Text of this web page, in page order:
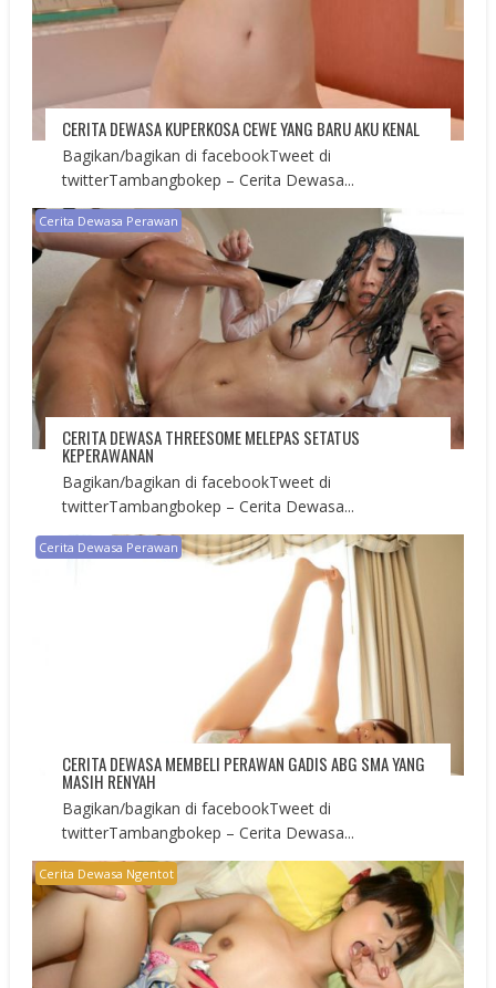
CERITA DEWASA KUPERKOSA CEWE YANG BARU AKU KENAL
Bagikan/bagikan di facebookTweet di
twitterTambangbokep – Cerita Dewasa...
Cerita Dewasa Perawan
CERITA DEWASA THREESOME MELEPAS SETATUS
KEPERAWANAN
Bagikan/bagikan di facebookTweet di
twitterTambangbokep – Cerita Dewasa...
Cerita Dewasa Perawan
CERITA DEWASA MEMBELI PERAWAN GADIS ABG SMA YANG
MASIH RENYAH
Bagikan/bagikan di facebookTweet di
twitterTambangbokep – Cerita Dewasa...
Cerita Dewasa Ngentot